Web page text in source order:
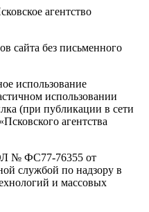
агентство
сайта без письменного
использование
использовании
(при публикации в сети
агентства
№ ФС77-76355 от
службой по надзору в
и массовых